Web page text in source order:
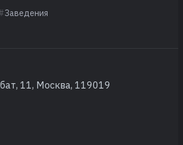
Заведения
11, Москва, 119019